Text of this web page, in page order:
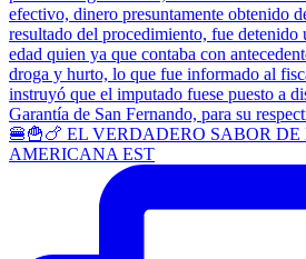
🍔🍟🍗 EL VERDADERO SABOR DE
AMERICANA EST